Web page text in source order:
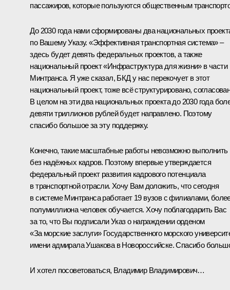
пассажиров, которые пользуются общественным
До 2030 года нами сформированы два национальных
по Вашему Указу. «Эффективная транспортная система» –
здесь будет девять федеральных проектов, а также
национальный проект «Инфраструктура для жизни» в части
Минтранса. Я уже сказал, БКД у нас перекочует в этот
национальный проект, тоже всё структурировано,
В целом на эти два национальных проекта до 2030 года
девяти триллионов рублей будет направлено. Поэтому
спасибо большое за эту поддержку.
Конечно, такие масштабные работы невозможно выполнить
без надёжных кадров. Поэтому впервые утверждается
федеральный проект развития кадрового потенциала
в транспортной отрасли. Хочу Вам доложить, что сегодня
в системе Минтранса работает 19 вузов с филиалами,
полумиллиона человек обучается. Хочу поблагодарить Вас
за то, что Вы подписали Указ о награждении орденом
«За морские заслуги» Государственного морского
имени адмирала Ушакова в Новороссийске. Спасибо
И хотел посоветоваться, Владимир Владимирович…